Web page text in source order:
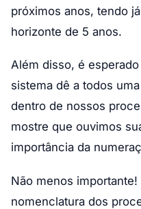
próximos anos, tendo
horizonte de 5 anos.
Além disso, é
sistema dê a todos
dentro de nossos
mostre que ouvimos
importância da
Não menos
nomenclatura dos